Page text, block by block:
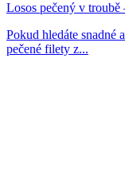
Losos pečený v troubě
Pokud hledáte snadné
pečené filety z...